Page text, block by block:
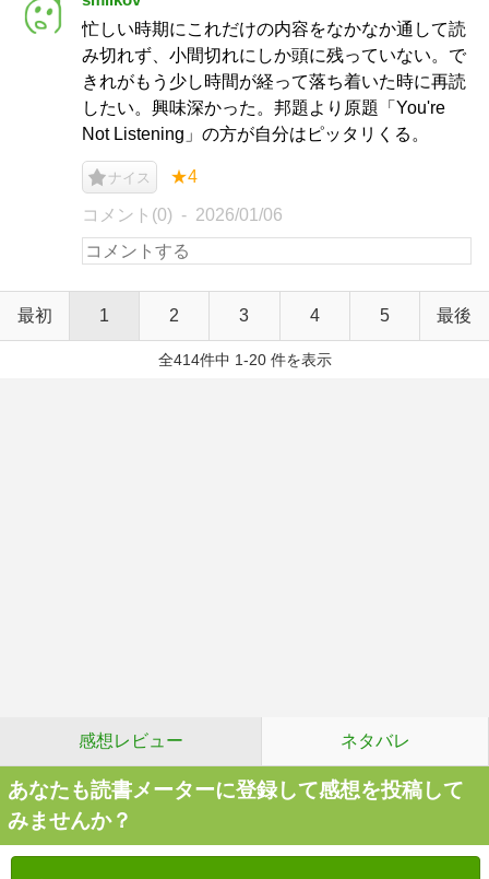
忙しい時期にこれだけの内容をなかなか通して読
み切れず、小間切れにしか頭に残っていない。で
きれがもう少し時間が経って落ち着いた時に再読
したい。興味深かった。邦題より原題「You're
Not Listening」の方が自分はピッタリくる。
ナイス ★4
コメント(0) 2026/01/06
最初 1 2 3 4 5 最後
全414件中 1-20 件を表示
感想レビュー ネタバレ
あなたも読書メーターに登録して感想を投稿して
みませんか？